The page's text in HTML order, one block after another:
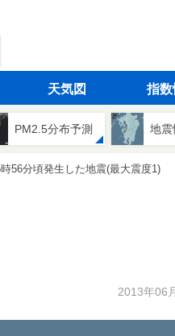
天気図 指数
PM2.5分布予測 地震
56分頃発生した地震(最大震度1)
2013年06